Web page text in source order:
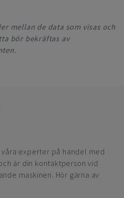
mellan de data som visas och
bör bekräftas av
våra experter på handel med
är din kontaktperson vid
maskinen. Hör gärna av